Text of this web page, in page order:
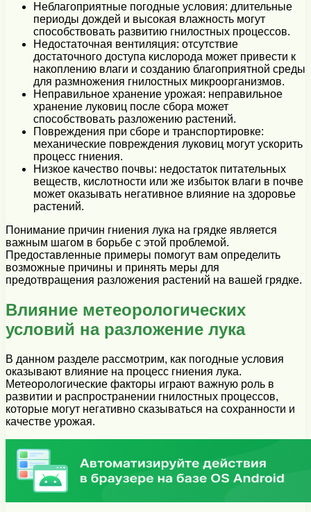
Неблагоприятные погодные условия: длительные
периоды дождей и высокая влажность могут
способствовать развитию гнилостных процессов.
Недостаточная вентиляция: отсутствие
достаточного доступа кислорода может привести к
накоплению влаги и созданию благоприятной среды
для размножения гнилостных микроорганизмов.
Неправильное хранение урожая: неправильное
хранение луковиц после сбора может
способствовать разложению растений.
Повреждения при сборе и транспортировке:
механические повреждения луковиц могут ускорить
процесс гниения.
Низкое качество почвы: недостаток питательных
веществ, кислотности или же избыток влаги в почве
может оказывать негативное влияние на здоровье
растений.
Понимание причин гниения лука на грядке является
важным шагом в борьбе с этой проблемой.
Предоставленные примеры помогут вам определить
возможные причины и принять меры для
предотвращения разложения растений на вашей грядке.
Влияние метеорологических
условий на разложение лука
В данном разделе рассмотрим, как погодные условия
оказывают влияние на процесс гниения лука.
Метеорологические факторы играют важную роль в
развитии и распространении гнилостных процессов,
которые могут негативно сказываться на сохранности и
качестве урожая.